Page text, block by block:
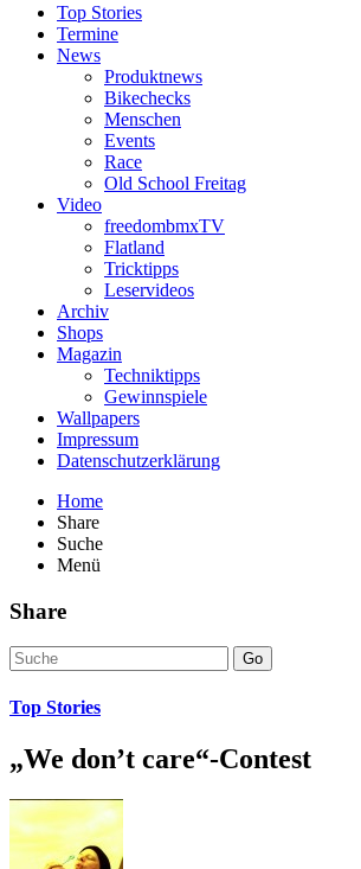
Top Stories
Termine
News
Produktnews
Bikechecks
Menschen
Events
Race
Old School Freitag
Video
freedombmxTV
Flatland
Tricktipps
Leservideos
Archiv
Shops
Magazin
Techniktipps
Gewinnspiele
Wallpapers
Impressum
Datenschutzerklärung
Home
Share
Suche
Menü
Share
Go
Top Stories
„We don’t care“-Contest